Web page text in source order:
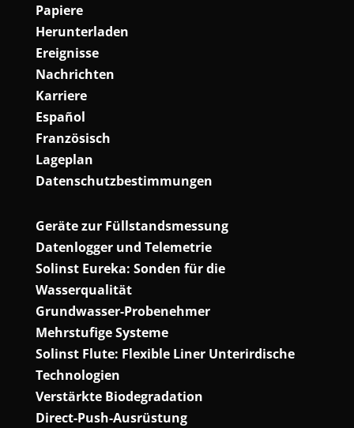
Papiere
Herunterladen
Ereignisse
Nachrichten
Karriere
Español
Französisch
Lageplan
Datenschutzbestimmungen
Geräte zur Füllstandsmessung
Datenlogger und Telemetrie
Solinst Eureka: Sonden für die
Wasserqualität
Grundwasser-Probenehmer
Mehrstufige Systeme
Solinst Flute: Flexible Liner Unterirdische
Technologien
Verstärkte Biodegradation
Direct-Push-Ausrüstung